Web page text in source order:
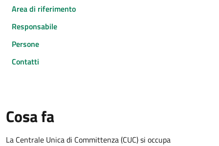
Area di riferimento
Responsabile
Persone
Contatti
Cosa fa
La Centrale Unica di Committenza (CUC) si occupa